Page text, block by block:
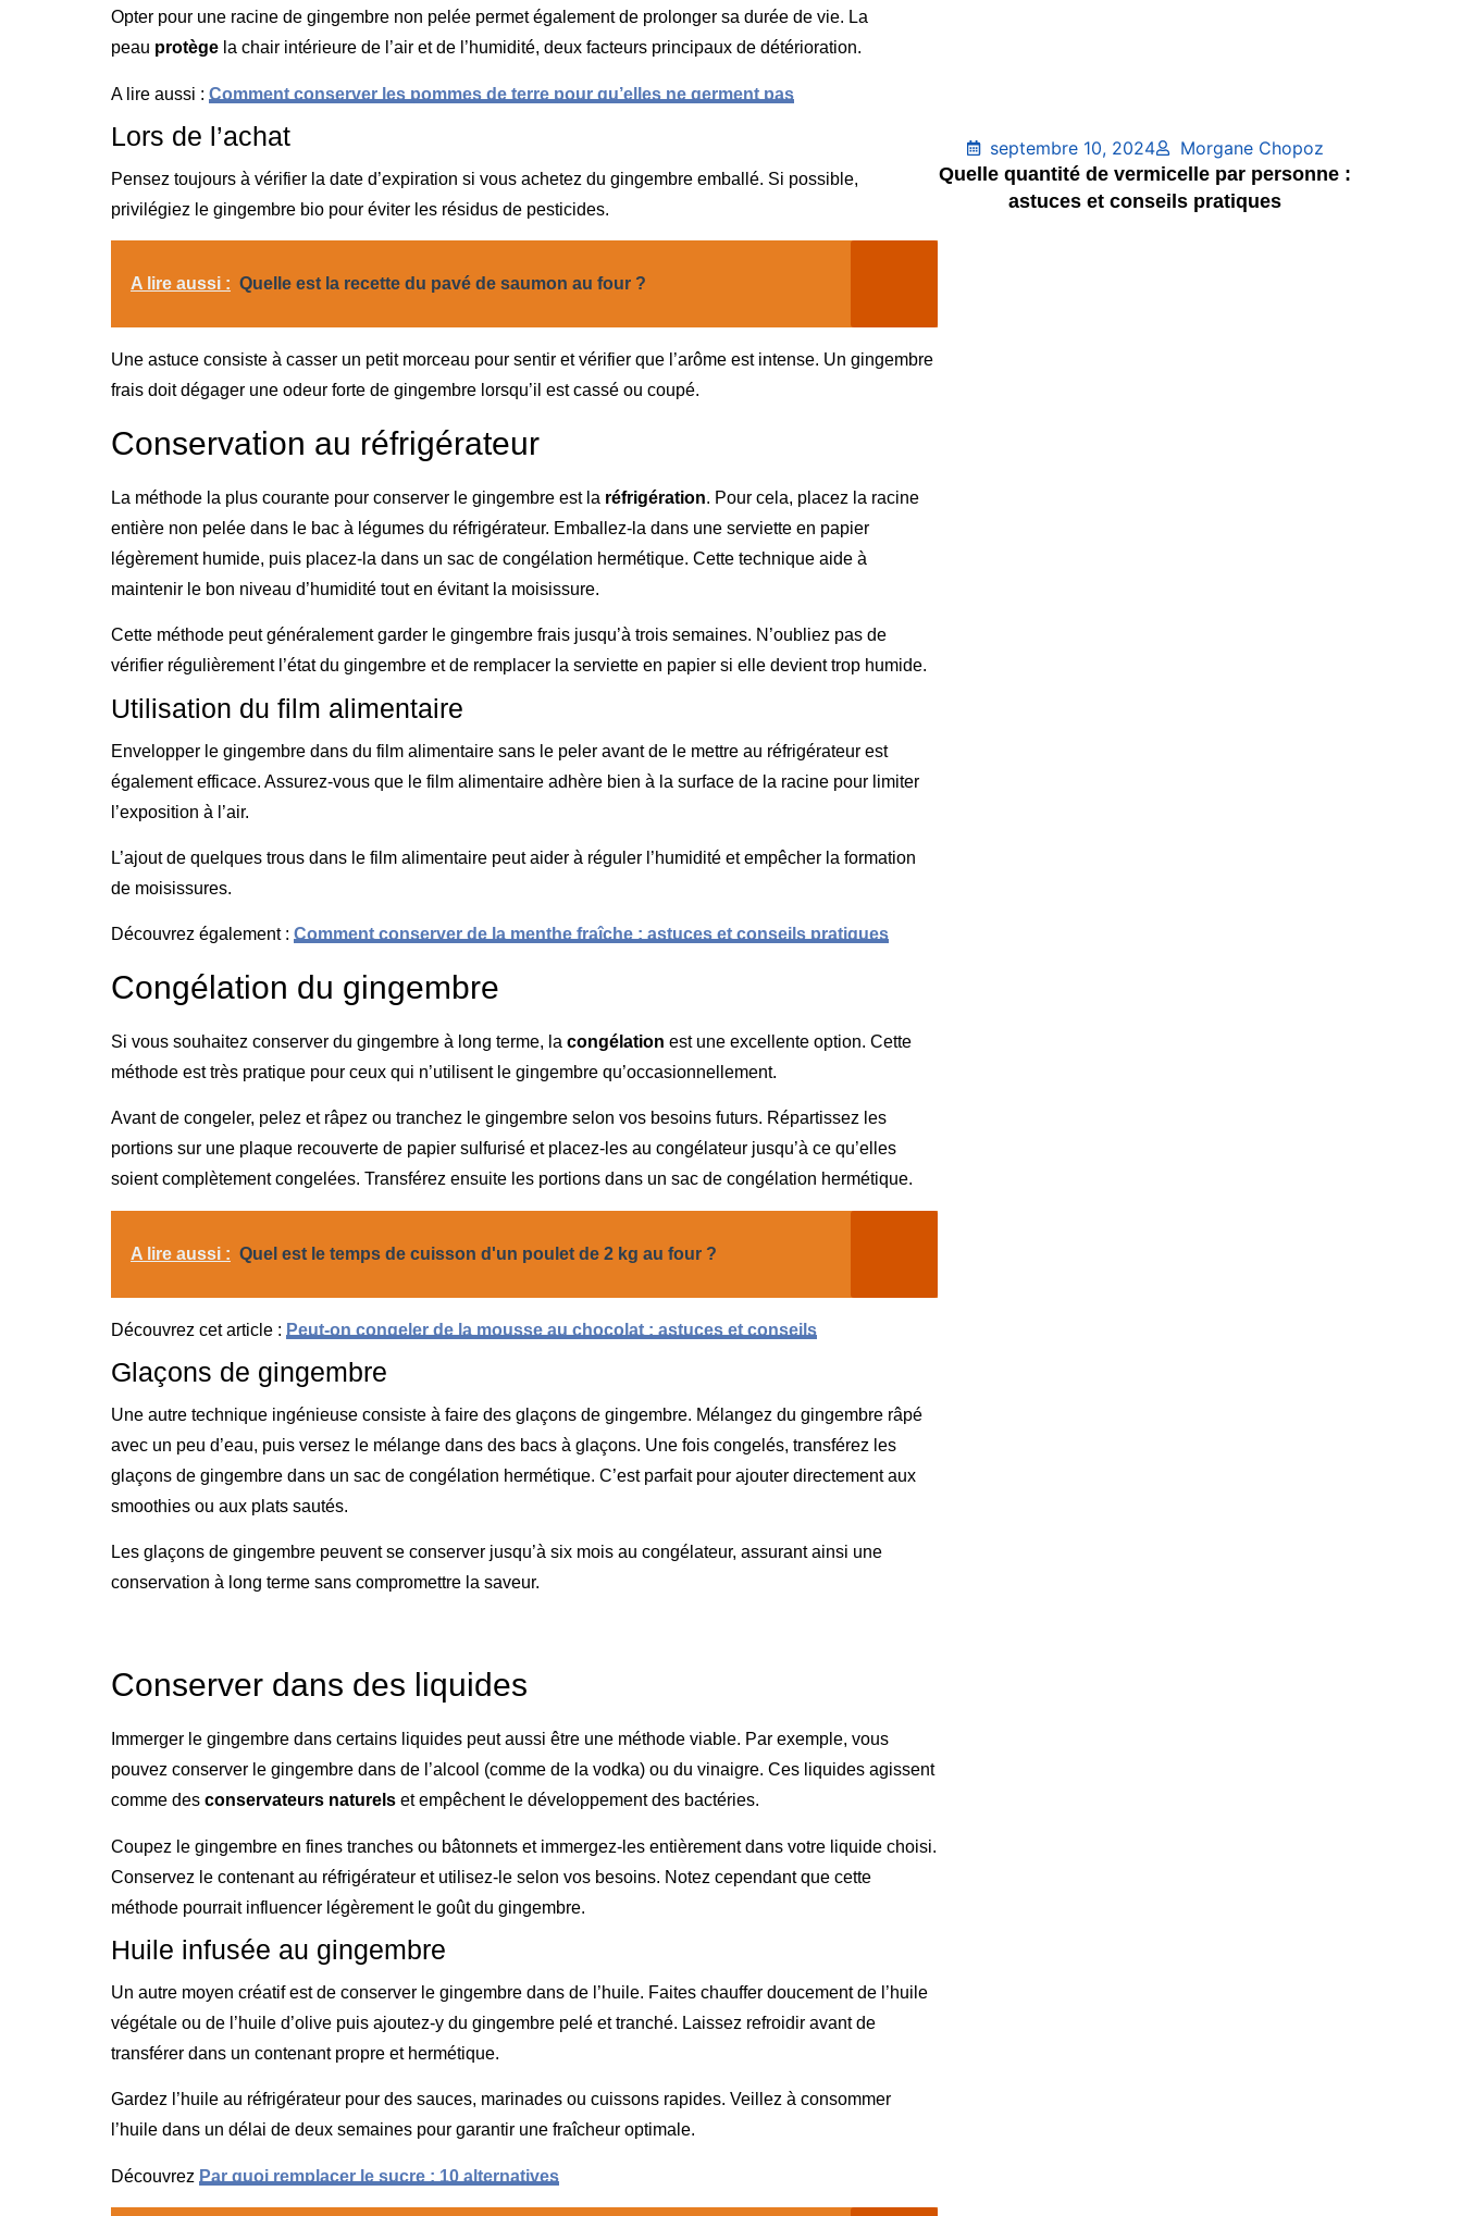
Opter pour une racine de gingembre non pelée permet également de prolonger sa durée de vie. La
peau protège la chair intérieure de l’air et de l’humidité, deux facteurs principaux de détérioration.
A lire aussi : Comment conserver les pommes de terre pour qu’elles ne germent pas
Lors de l’achat
Pensez toujours à vérifier la date d’expiration si vous achetez du gingembre emballé. Si possible,
privilégiez le gingembre bio pour éviter les résidus de pesticides.
A lire aussi : Quelle est la recette du pavé de saumon au four ?
Une astuce consiste à casser un petit morceau pour sentir et vérifier que l’arôme est intense. Un gingembre
frais doit dégager une odeur forte de gingembre lorsqu’il est cassé ou coupé.
Conservation au réfrigérateur
La méthode la plus courante pour conserver le gingembre est la réfrigération. Pour cela, placez la racine
entière non pelée dans le bac à légumes du réfrigérateur. Emballez-la dans une serviette en papier
légèrement humide, puis placez-la dans un sac de congélation hermétique. Cette technique aide à
maintenir le bon niveau d’humidité tout en évitant la moisissure.
Cette méthode peut généralement garder le gingembre frais jusqu’à trois semaines. N’oubliez pas de
vérifier régulièrement l’état du gingembre et de remplacer la serviette en papier si elle devient trop humide.
Utilisation du film alimentaire
Envelopper le gingembre dans du film alimentaire sans le peler avant de le mettre au réfrigérateur est
également efficace. Assurez-vous que le film alimentaire adhère bien à la surface de la racine pour limiter
l’exposition à l’air.
L’ajout de quelques trous dans le film alimentaire peut aider à réguler l’humidité et empêcher la formation
de moisissures.
Découvrez également : Comment conserver de la menthe fraîche : astuces et conseils pratiques
Congélation du gingembre
Si vous souhaitez conserver du gingembre à long terme, la congélation est une excellente option. Cette
méthode est très pratique pour ceux qui n’utilisent le gingembre qu’occasionnellement.
Avant de congeler, pelez et râpez ou tranchez le gingembre selon vos besoins futurs. Répartissez les
portions sur une plaque recouverte de papier sulfurisé et placez-les au congélateur jusqu’à ce qu’elles
soient complètement congelées. Transférez ensuite les portions dans un sac de congélation hermétique.
A lire aussi : Quel est le temps de cuisson d'un poulet de 2 kg au four ?
Découvrez cet article : Peut-on congeler de la mousse au chocolat : astuces et conseils
Glaçons de gingembre
Une autre technique ingénieuse consiste à faire des glaçons de gingembre. Mélangez du gingembre râpé
avec un peu d’eau, puis versez le mélange dans des bacs à glaçons. Une fois congelés, transférez les
glaçons de gingembre dans un sac de congélation hermétique. C’est parfait pour ajouter directement aux
smoothies ou aux plats sautés.
Les glaçons de gingembre peuvent se conserver jusqu’à six mois au congélateur, assurant ainsi une
conservation à long terme sans compromettre la saveur.
Conserver dans des liquides
Immerger le gingembre dans certains liquides peut aussi être une méthode viable. Par exemple, vous
pouvez conserver le gingembre dans de l’alcool (comme de la vodka) ou du vinaigre. Ces liquides agissent
comme des conservateurs naturels et empêchent le développement des bactéries.
Coupez le gingembre en fines tranches ou bâtonnets et immergez-les entièrement dans votre liquide choisi.
Conservez le contenant au réfrigérateur et utilisez-le selon vos besoins. Notez cependant que cette
méthode pourrait influencer légèrement le goût du gingembre.
Huile infusée au gingembre
Un autre moyen créatif est de conserver le gingembre dans de l’huile. Faites chauffer doucement de l’huile
végétale ou de l’huile d’olive puis ajoutez-y du gingembre pelé et tranché. Laissez refroidir avant de
transférer dans un contenant propre et hermétique.
Gardez l’huile au réfrigérateur pour des sauces, marinades ou cuissons rapides. Veillez à consommer
l’huile dans un délai de deux semaines pour garantir une fraîcheur optimale.
Découvrez Par quoi remplacer le sucre : 10 alternatives
septembre 10, 2024
Morgane Chopoz
Quelle quantité de vermicelle par personne :
astuces et conseils pratiques